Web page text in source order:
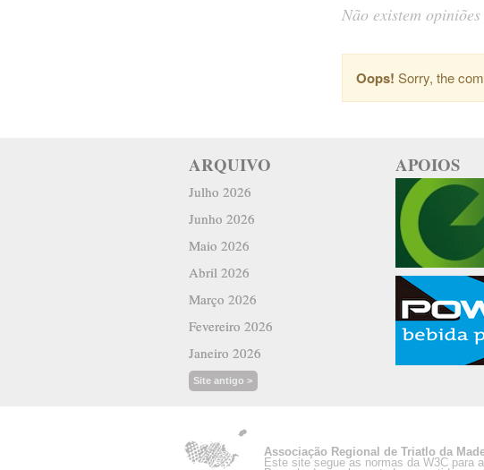
Não existem
Oops! Sorry, the
ARQUIVO
Julho 2026
Junho 2026
Maio 2026
Abril 2026
Março 2026
Fevereiro 2026
Janeiro 2026
Site antigo >
APOIOS
Associação Regional de Triatlo da
Este site segue as normas da W3C para